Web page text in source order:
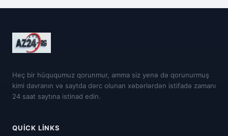
Heç bir hüququmuz qorunmur, amma siz yenə də qorunurmuş
kimi davranın və saytda dərc olunan xəbərlərdən istifadə zamanı
24 saat saytına istinad edin.
QUICK LINKS